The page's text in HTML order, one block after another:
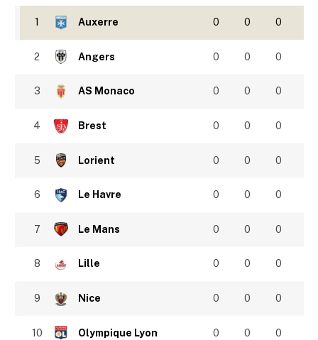
1 Auxerre 0 0 0
2 Angers 0 0 0
3 AS Monaco 0 0 0
4 Brest 0 0 0
5 Lorient 0 0 0
6 Le Havre 0 0 0
7 Le Mans 0 0 0
8 Lille 0 0 0
9 Nice 0 0 0
10 Olympique Lyon 0 0 0